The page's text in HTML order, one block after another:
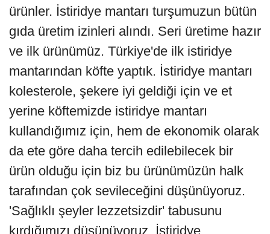
ürünler. İstiridye mantarı turşumuzun bütün
gıda üretim izinleri alındı. Seri üretime hazır
ve ilk ürünümüz. Türkiye'de ilk istiridye
mantarından köfte yaptık. İstiridye mantarı
kolesterole, şekere iyi geldiği için ve et
yerine köftemizde istiridye mantarı
kullandığımız için, hem de ekonomik olarak
da ete göre daha tercih edilebilecek bir
ürün olduğu için biz bu ürünümüzün halk
tarafından çok sevileceğini düşünüyoruz.
'Sağlıklı şeyler lezzetsizdir' tabusunu
kırdığımızı düşünüyoruz. İstiridye